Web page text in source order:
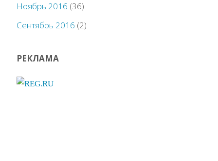
Ноябрь 2016 (36)
Сентябрь 2016 (2)
РЕКЛАМА